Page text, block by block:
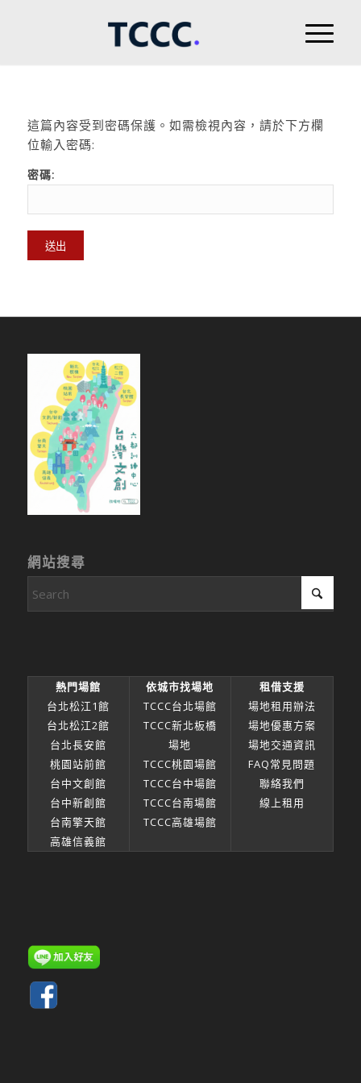
這篇內容受到密碼保護。如需檢視內容，請於下方欄
位輸入密碼:
密碼:
網站搜尋
熱門場館
台北松江1館
台北松江2館
台北長安館
桃園站前館
台中文創館
台中新創館
台南擎天館
高雄信義館
依城市找場地
TCCC台北場館
TCCC新北板橋
場地
TCCC桃園場館
TCCC台中場館
TCCC台南場館
TCCC高雄場館
租借支援
場地租用辦法
場地優惠方案
場地交通資訊
FAQ常見問題
聯絡我們
線上租用